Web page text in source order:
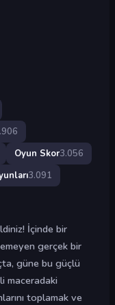
Oyun Skor3.056
3.091
İçinde bir
gerçek bir
güne bu güçlü
maceradaki
toplamak ve